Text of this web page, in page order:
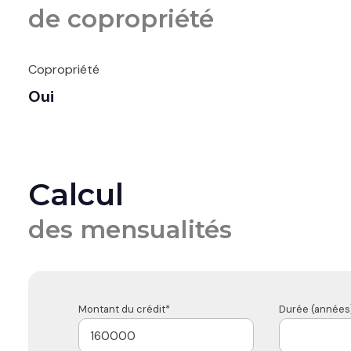
de copropriété
Copropriété
Oui
Calcul
des mensualités
Montant du crédit* Durée